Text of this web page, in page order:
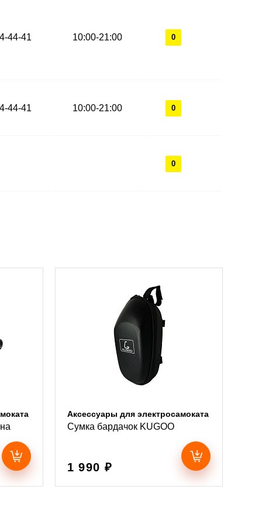
44-41 10:00-21:00 0
44-41 10:00-21:00 0
0
Аксессуары для электросамоката
Сумка бардачок KUGOO
1 990 ₽